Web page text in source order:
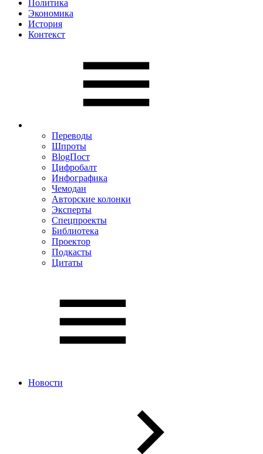
Политика
Экономика
История
Контекст
Переводы
Шпроты
BlogПост
Цифробалт
Инфографика
Чемодан
Авторские колонки
Эксперты
Спецпроекты
Библиотека
Проектор
Подкасты
Цитаты
Новости